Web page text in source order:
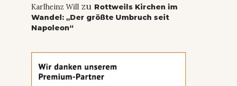
Karlheinz Willzu Rottweils Kirchen im
Wandel: „Der größte Umbruch seit
Napoleon“